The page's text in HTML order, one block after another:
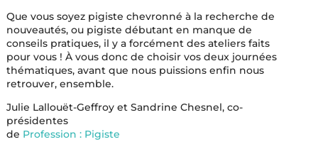
Que vous soyez pigiste chevronné à la recherche de
nouveautés, ou pigiste débutant en manque de
conseils pratiques, il y a forcément des ateliers faits
pour vous ! À vous donc de choisir vos deux journées
thématiques, avant que nous puissions enfin nous
retrouver, ensemble.
Julie Lallouët-Geffroy et Sandrine Chesnel, co-
présidentes
de Profession : Pigiste